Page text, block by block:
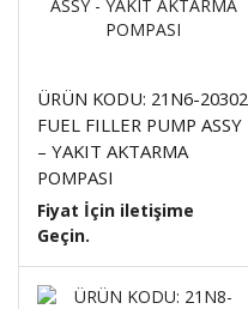
ÜRÜN KODU: 21N6-20302
FUEL FILLER PUMP ASSY
– YAKIT AKTARMA
POMPASI
Fiyat İçin iletişime
Geçin.